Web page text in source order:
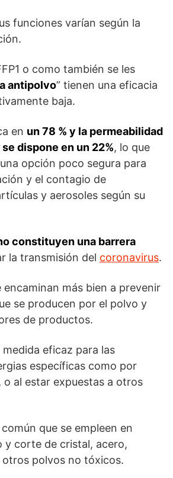
funciones varían según la
o como también se les
antipolvo” tienen una eficacia
baja.
en un 78 % y la permeabilidad
dispone en un 22%, lo que
opción poco segura para
y el contagio de
y aerosoles según su
constituyen una barrera
la transmisión del coronavirus.
encaminan más bien a prevenir
se producen por el polvo y
de productos.
medida eficaz para las
específicas como por
o al estar expuestas a otros
que se empleen en
y corte de cristal, acero,
polvos no tóxicos.